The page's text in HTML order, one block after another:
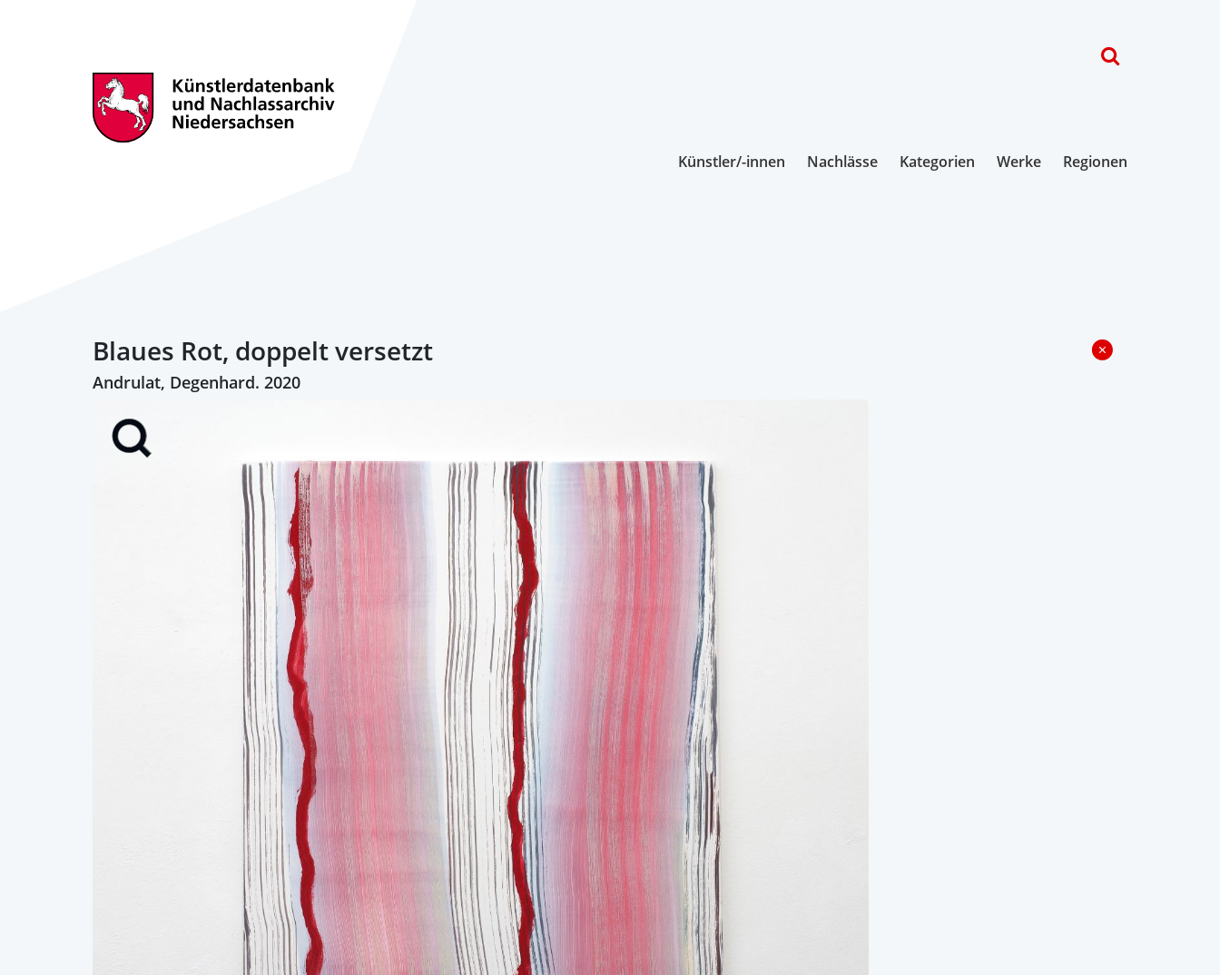
Künstler/-innen Nachlässe Kategorien Werke Regionen
Blaues Rot, doppelt versetzt
Andrulat, Degenhard. 2020